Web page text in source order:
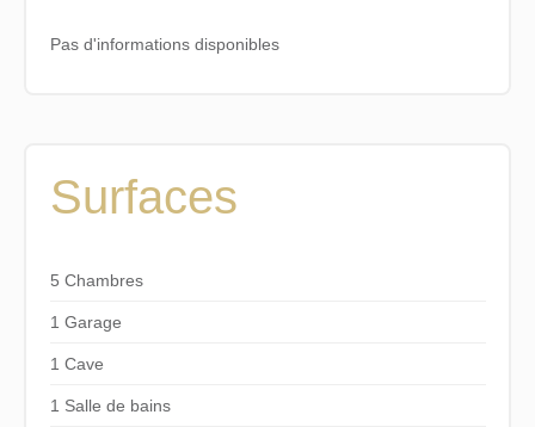
Pas d'informations disponibles
Surfaces
5 Chambres
1 Garage
1 Cave
1 Salle de bains